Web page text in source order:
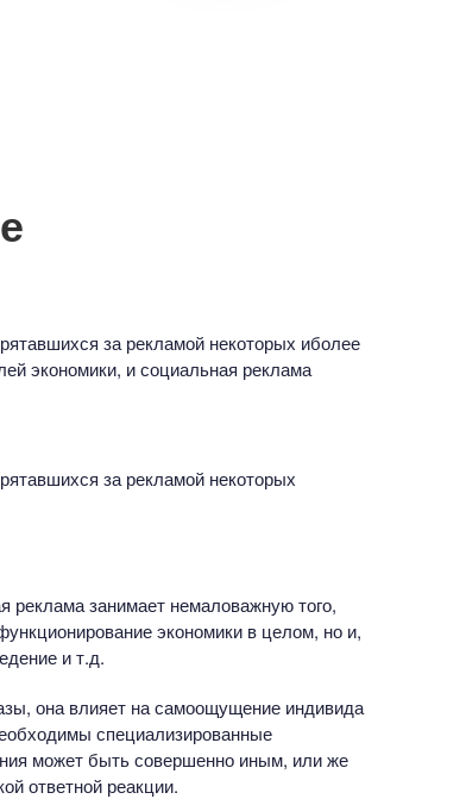
за рекламой некоторых иболее
экономики, и социальная реклама
за рекламой некоторых
реклама занимает немаловажную того,
экономики в целом, но и,
и т.д.
она влияет на самоощущение индивида
специализированные
может быть совершенно иным, или же
ответной реакции.